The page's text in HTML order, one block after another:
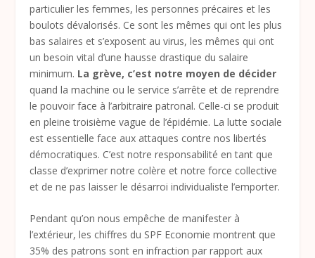
particulier les femmes, les personnes précaires et les
boulots dévalorisés. Ce sont les mêmes qui ont les plus
bas salaires et s’exposent au virus, les mêmes qui ont
un besoin vital d’une hausse drastique du salaire
minimum. La grève, c’est notre moyen de décider
quand la machine ou le service s’arrête et de reprendre
le pouvoir face à l’arbitraire patronal. Celle-ci se produit
en pleine troisième vague de l’épidémie. La lutte sociale
est essentielle face aux attaques contre nos libertés
démocratiques. C’est notre responsabilité en tant que
classe d’exprimer notre colère et notre force collective
et de ne pas laisser le désarroi individualiste l’emporter.
Pendant qu’on nous empêche de manifester à
l’extérieur, les chiffres du SPF Economie montrent que
35% des patrons sont en infraction par rapport aux